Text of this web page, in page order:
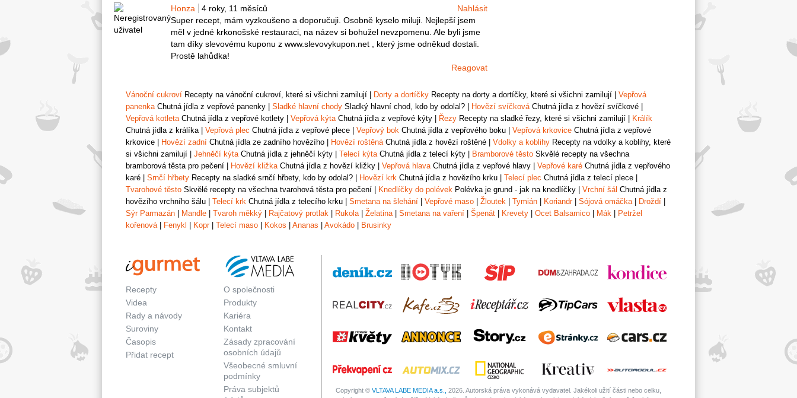
Honza 4 roky, 11 měsíců
Nahlásit
Super recept, mám vyzkoušeno a doporučuji. Osobně kyselo miluji. Nejlepší jsem
měl v jedné krkonošské restauraci, na název si bohužel nevzpomenu. Ale byli jsme
tam díky slevovému kuponu z www.slevovykupon.net , který jsme odněkud dostali.
Prostě lahůdka!
Reagovat
Vánoční cukroví Recepty na vánoční cukroví, které si všichni zamilují Dorty a dortíčky Recepty na dorty a dortíčky, které si všichni zamilují
Vepřová
panenkaChutná jídla z vepřové panenky Sladké hlavní chody Sladký hlavní chod, kdo by odolal? Hovězí svíčkováChutná jídla z hovězí svíčkové
Vepřová kotletaChutná jídla z vepřové kotlety Vepřová kýtaChutná jídla z vepřové kýty Řezy Recepty na sladké řezy, které si všichni zamilují
Králík
Chutná jídla z králíka| Vepřová plec Chutná jídla z vepřové plece Vepřový bok Chutná jídla z vepřového boku Vepřová krkovice Chutná jídla z vepřové
krkovice
Hovězí zadní Chutná jídla ze zadního hovězího Hovězí roštěnáChutná jídla z hovězí roštěné Vdolky a koblihy Recepty na vdolky a koblihy, které
si všichni zamilují
Jehněčí kýtaChutná jídla z jehněčí kýty Telecí kýtaChutná jídla z telecí kýty Bramborové těsto Skvělé recepty na všechna
bramborová těsta pro pečení
Hovězí kližkaChutná jídla z hovězí kližky Vepřová hlavaChutná jídla z vepřové hlavy Vepřové karé Chutná jídla z vepřového
karé
Srnčí hřbety Recepty na sladké srnčí hřbety, kdo by odolal? Hovězí krk Chutná jídla z hovězího krku Telecí plec Chutná jídla z telecí plece
Tvarohové těsto Skvělé recepty na všechna tvarohová těsta pro pečení Knedlíčky do polévek Polévka je grund - jak na knedlíčky Vrchní šál Chutná jídla z
hovězího vrchního šálu
Telecí krk Chutná jídla z telecího krku Smetana na šlehání Vepřové maso Žloutek Tymián Koriandr| Sójová omáčka| Droždí
Sýr Parmazán
Mandle Tvaroh měkký Rajčatový protlak Rukola| Želatina| Smetana na vaření Špenát Krevety Ocet Balsamico Mák
Petržel
kořenová| Fenykl Kopr| Telecí maso Kokos Ananas Avokádo Brusinky
Recepty
Videa
Rady a návody
Suroviny
Časopis
Přidat recept
O společnosti
Produkty
Kariéra
Kontakt
Zásady zpracování
osobních údajů
Všeobecné smluvní
podmínky
Práva subjektů
Copyright © VLTAVA LABE MEDIA a.s.,
2026. Autorská práva vykonává vydavatel. Jakékoli užití části nebo celku,